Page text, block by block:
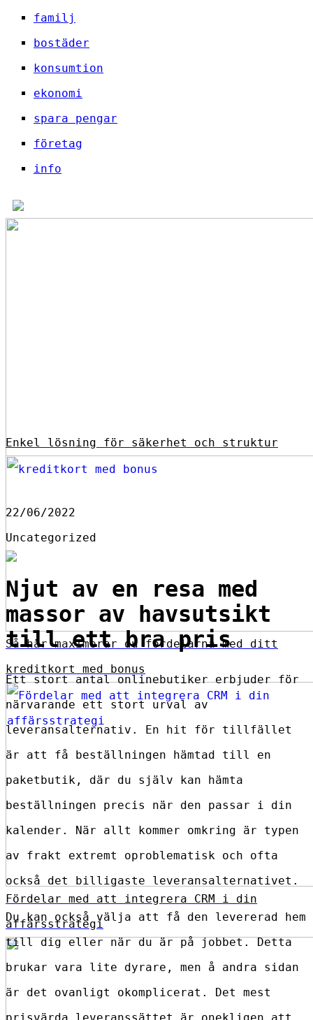
familj
bostäder
konsumtion
ekonomi
spara pengar
företag
info
Enkel lösning för säkerhet och struktur
Så här maximerar du fördelarna med ditt
kreditkort med bonus
Fördelar med att integrera CRM i din
affärsstrategi
22/06/2022
Uncategorized
Njut av en resa med
massor av havsutsikt
till ett bra pris
Ett stort antal onlinebutiker erbjuder för
närvarande ett stort urval av
leveransalternativ. En hit för tillfället
är att få beställningen hämtad till en
paketbutik, där du själv kan hämta
beställningen precis när den passar i din
kalender. När allt kommer omkring är typen
av frakt extremt oproblematisk och ofta
också det billigaste leveransalternativet.
Du kan också välja att få den levererad hem
till dig eller när du är på jobbet. Detta
brukar vara lite dyrare, men å andra sidan
är det ovanligt okomplicerat. Det mest